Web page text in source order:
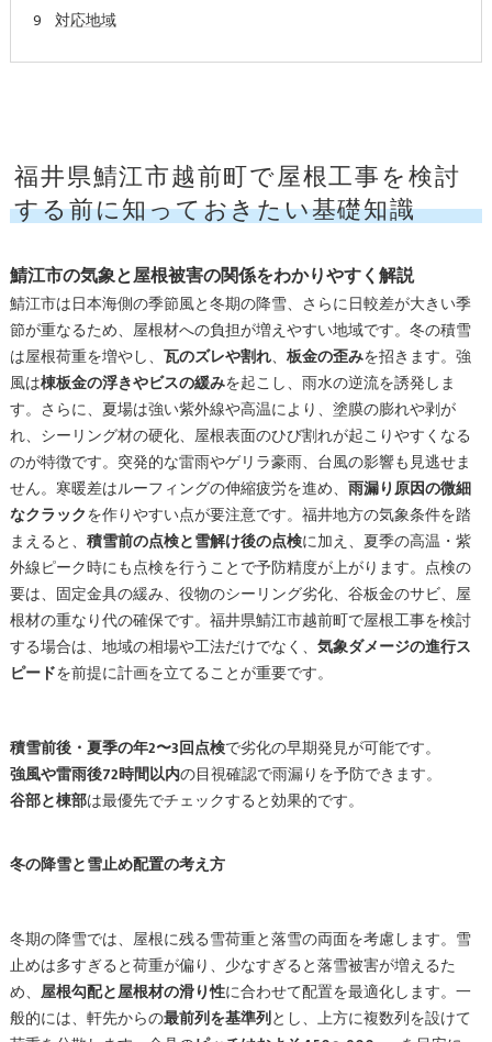
対応地域
福井県鯖江市越前町で屋根工事を検討
する前に知っておきたい基礎知識
鯖江市の気象と屋根被害の関係をわかりやすく解説
鯖江市は日本海側の季節風と冬期の降雪、さらに日較差が大きい季
節が重なるため、屋根材への負担が増えやすい地域です。冬の積雪
は屋根荷重を増やし、 瓦のズレや割れ、 板金の歪みを招きます。強
風は棟板金の浮きやビスの緩みを起こし、雨水の逆流を誘発しま
す。さらに、夏場は強い紫外線や高温により、塗膜の膨れや剥が
れ、シーリング材の硬化、屋根表面のひび割れが起こりやすくなる
のが特徴です。突発的な雷雨やゲリラ豪雨、台風の影響も見逃せま
せん。寒暖差はルーフィングの伸縮疲労を進め、 雨漏り原因の微細
なクラックを作りやすい点が要注意です。福井地方の気象条件を踏
まえると、 積雪前の点検と雪解け後の点検に加え、夏季の高温・紫
外線ピーク時にも点検を行うことで予防精度が上がります。点検の
要は、固定金具の緩み、役物のシーリング劣化、谷板金のサビ、屋
根材の重なり代の確保です。福井県鯖江市越前町で屋根工事を検討
する場合は、地域の相場や工法だけでなく、 気象ダメージの進行ス
ピードを前提に計画を立てることが重要です。
積雪前後・夏季の年2〜3回点検で劣化の早期発見が可能です。
強風や雷雨後72時間以内の目視確認で雨漏りを予防できます。
谷部と棟部は最優先でチェックすると効果的です。
冬の降雪と雪止め配置の考え方
冬期の降雪では、屋根に残る雪荷重と落雪の両面を考慮します。雪
止めは多すぎると荷重が偏り、少なすぎると落雪被害が増えるた
め、 屋根勾配と屋根材の滑り性に合わせて配置を最適化します。一
般的には、軒先からの最前列を基準列とし、上方に複数列を設けて